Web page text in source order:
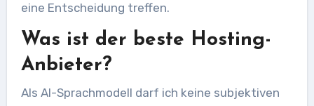
eine Entscheidung treffen.
Was ist der beste Hosting-
Anbieter?
Als AI-Sprachmodell darf ich keine subjektiven